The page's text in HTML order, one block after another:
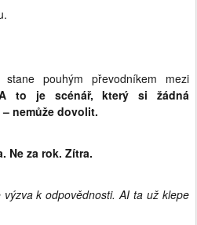
stane pouhým převodníkem mezi
to je scénář, který si žádná
nemůže dovolit.
Ne za rok. Zítra.
k odpovědnosti. AI ta už klepe